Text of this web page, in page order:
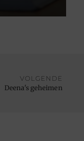
VOLGENDE
Deena's geheimen